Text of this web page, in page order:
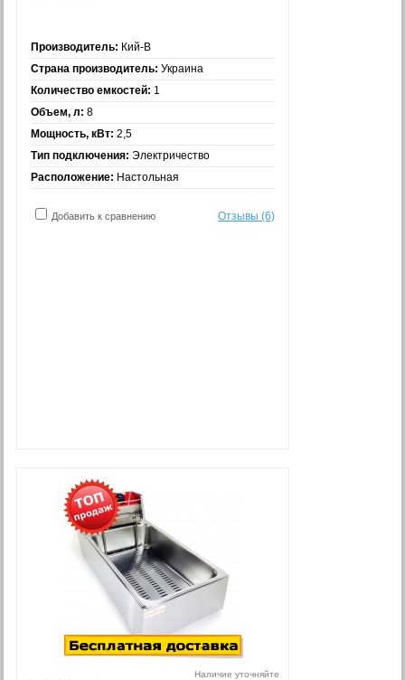
Производитель: Кий-В
Страна производитель: Украина
Количество емкостей: 1
Объем, л: 8
Мощность, кВт: 2,5
Тип подключения: Электричество
Расположение: Настольная
Добавить к сравнению Отзывы (6)
Наличие уточняйте